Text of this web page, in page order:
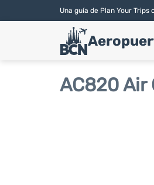
Una guía de Plan Your
AC820 Air